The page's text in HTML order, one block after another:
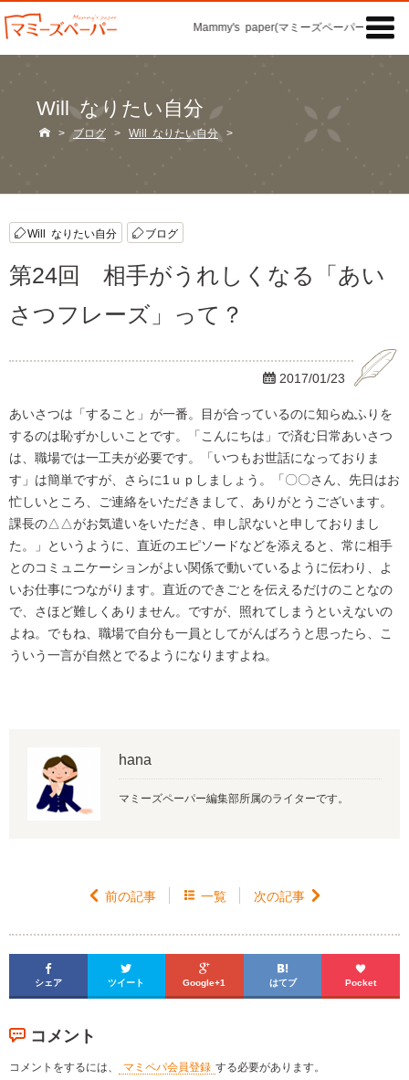
Mammy's paper(マミーズペーパー)の「記事

Will なりたい自分
 > ブログ > Will なりたい自分 >
Will なりたい自分 ブログ
第24回 相手がうれしくなる「あい
さつフレーズ」って？
 2017/01/23
あいさつは「すること」が一番。目が合っているのに知らぬふりを
するのは恥ずかしいことです。「こんにちは」で済む日常あいさつ
は、職場では一工夫が必要です。「いつもお世話になっておりま
す」は簡単ですが、さらに1ｕｐしましょう。「〇〇さん、先日はお
忙しいところ、ご連絡をいただきまして、ありがとうございます。
課長の△△がお気遣いをいただき、申し訳ないと申しておりまし
た。」というように、直近のエピソードなどを添えると、常に相手
とのコミュニケーションがよい関係で動いているように伝わり、よ
いお仕事につながります。直近のできごとを伝えるだけのことなの
で、さほど難しくありません。ですが、照れてしまうといえないの
よね。でもね、職場で自分も一員としてがんばろうと思ったら、こ
ういう一言が自然とでるようになりますよね。
hana
マミーズペーパー編集部所属のライターです。
 前の記事  一覧 次の記事 

シェア

ツイート

Google+1

はてブ

Pocket
コメント
コメントをするには、 マミペパ会員登録 する必要があります。